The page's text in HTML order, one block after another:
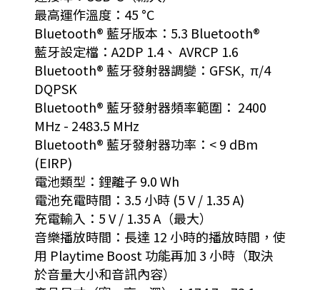
最高運作溫度：45 °C
Bluetooth® 藍牙版本：5.3 Bluetooth®
藍牙設定檔：A2DP 1.4、 AVRCP 1.6
Bluetooth® 藍牙發射器調變：GFSK, π/4
DQPSK
Bluetooth® 藍牙發射器頻率範圍： 2400
MHz - 2483.5 MHz
Bluetooth® 藍牙發射器功率：< 9 dBm
(EIRP)
電池類型：鋰離子 9.0 Wh
電池充電時間：3.5 小時 (5 V / 1.35 A)
充電輸入：5 V / 1.35 A（最大）
音樂播放時間：長達 12 小時的播放時間，使
用 Playtime Boost 功能再加 3 小時（取決
於音量大小和音訊內容）